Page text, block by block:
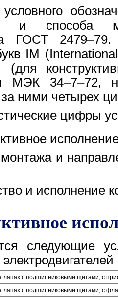
и способа
ГОСТ
IM
МЭК 34–7–72,
ними четырех
цифры
и
и исполнение
следующие
лапах с подшипниковыми щитами; с
лапах с подшипниковыми щитами, с